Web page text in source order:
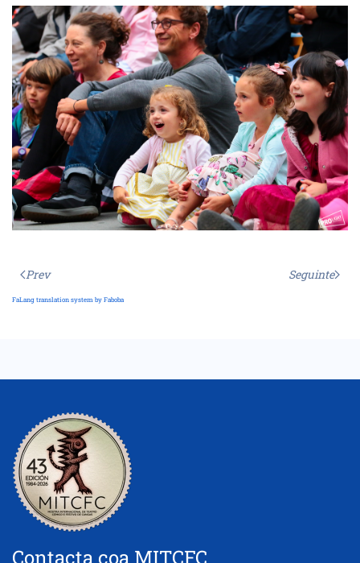
Prev Seguinte
FaLang translation system by Faboba
Contacta coa MITCFC